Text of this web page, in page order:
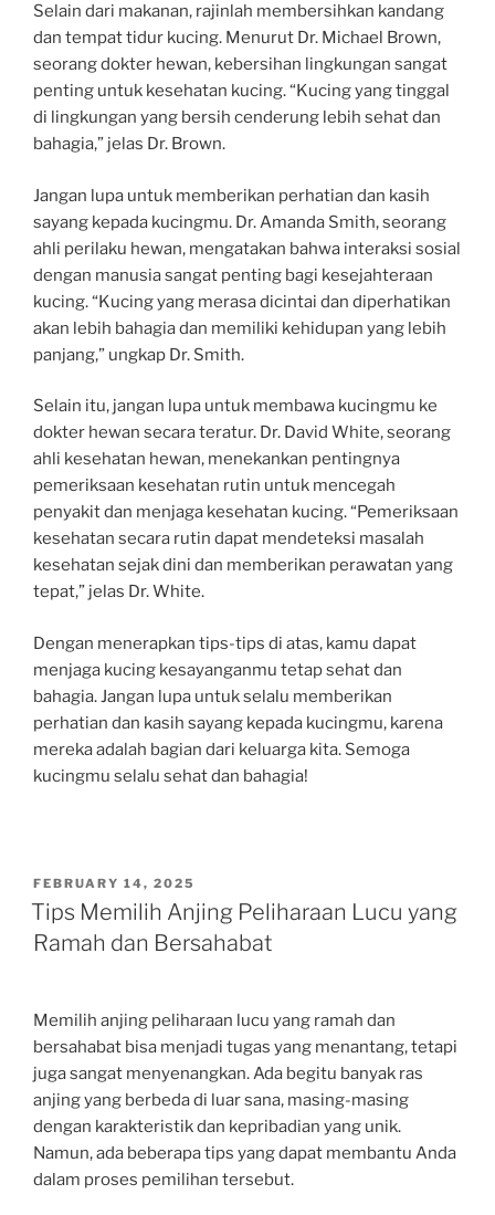
Selain dari makanan, rajinlah membersihkan kandang
dan tempat tidur kucing. Menurut Dr. Michael Brown,
seorang dokter hewan, kebersihan lingkungan sangat
penting untuk kesehatan kucing. “Kucing yang tinggal
di lingkungan yang bersih cenderung lebih sehat dan
bahagia,” jelas Dr. Brown.
Jangan lupa untuk memberikan perhatian dan kasih
sayang kepada kucingmu. Dr. Amanda Smith, seorang
ahli perilaku hewan, mengatakan bahwa interaksi sosial
dengan manusia sangat penting bagi kesejahteraan
kucing. “Kucing yang merasa dicintai dan diperhatikan
akan lebih bahagia dan memiliki kehidupan yang lebih
panjang,” ungkap Dr. Smith.
Selain itu, jangan lupa untuk membawa kucingmu ke
dokter hewan secara teratur. Dr. David White, seorang
ahli kesehatan hewan, menekankan pentingnya
pemeriksaan kesehatan rutin untuk mencegah
penyakit dan menjaga kesehatan kucing. “Pemeriksaan
kesehatan secara rutin dapat mendeteksi masalah
kesehatan sejak dini dan memberikan perawatan yang
tepat,” jelas Dr. White.
Dengan menerapkan tips-tips di atas, kamu dapat
menjaga kucing kesayanganmu tetap sehat dan
bahagia. Jangan lupa untuk selalu memberikan
perhatian dan kasih sayang kepada kucingmu, karena
mereka adalah bagian dari keluarga kita. Semoga
kucingmu selalu sehat dan bahagia!
POSTED
ON
FEBRUARY 14, 2025
Tips Memilih Anjing Peliharaan Lucu yang
Ramah dan Bersahabat
Memilih anjing peliharaan lucu yang ramah dan
bersahabat bisa menjadi tugas yang menantang, tetapi
juga sangat menyenangkan. Ada begitu banyak ras
anjing yang berbeda di luar sana, masing-masing
dengan karakteristik dan kepribadian yang unik.
Namun, ada beberapa tips yang dapat membantu Anda
dalam proses pemilihan tersebut.